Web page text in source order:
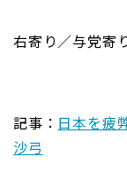
右寄り／与党寄
記事： 日本を疲
沙弓